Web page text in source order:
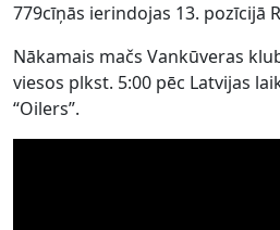
779cīņās ierindojas 13. pozīcijā
Nākamais mačs Vankūveras
viesos plkst. 5:00 pēc Latvijas
“Oilers”.